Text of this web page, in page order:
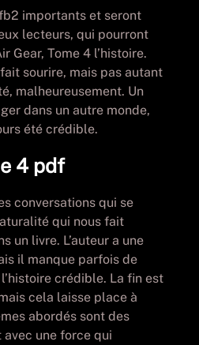
importants et seront
lecteurs, qui pourront
Gear, Tome 4 l’histoire.
fait sourire, mais pas autant
malheureusement. Un
dans un autre monde,
été crédible.
4 pdf
conversations qui se
qui nous fait
un livre. L’auteur a une
il manque parfois de
crédible. La fin est
cela laisse place à
abordés sont des
une force qui